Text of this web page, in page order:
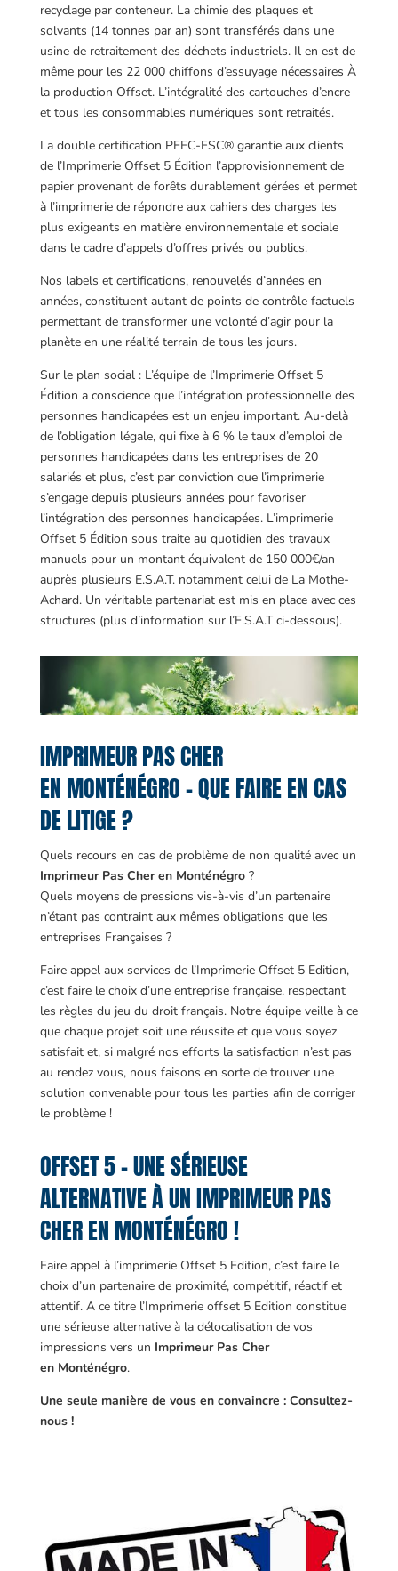
recyclage par conteneur. La chimie des plaques et
solvants (14 tonnes par an) sont transférés dans une
usine de retraitement des déchets industriels. Il en est de
même pour les 22 000 chiffons d’essuyage nécessaires À
la production Offset. L’intégralité des cartouches d’encre
et tous les consommables numériques sont retraités.
La double certification PEFC-FSC® garantie aux clients
de l’Imprimerie Offset 5 Édition l’approvisionnement de
papier provenant de forêts durablement gérées et permet
à l’imprimerie de répondre aux cahiers des charges les
plus exigeants en matière environnementale et sociale
dans le cadre d’appels d’offres privés ou publics.
Nos labels et certifications, renouvelés d’années en
années, constituent autant de points de contrôle factuels
permettant de transformer une volonté d’agir pour la
planète en une réalité terrain de tous les jours.
Sur le plan social : L’équipe de l’Imprimerie Offset 5
Édition a conscience que l’intégration professionnelle des
personnes handicapées est un enjeu important. Au-delà
de l’obligation légale, qui fixe à 6 % le taux d’emploi de
personnes handicapées dans les entreprises de 20
salariés et plus, c’est par conviction que l’imprimerie
s’engage depuis plusieurs années pour favoriser
l’intégration des personnes handicapées. L’imprimerie
Offset 5 Édition sous traite au quotidien des travaux
manuels pour un montant équivalent de 150 000€/an
auprès plusieurs E.S.A.T. notamment celui de La Mothe-
Achard. Un véritable partenariat est mis en place avec ces
structures (plus d’information sur l’E.S.A.T ci-dessous).
IMPRIMEUR PAS CHER
EN MONTÉNÉGRO – QUE FAIRE EN CAS
DE LITIGE ?
Quels recours en cas de problème de non qualité avec un
Imprimeur Pas Cher en Monténégro?
Quels moyens de pressions vis-à-vis d’un partenaire
n’étant pas contraint aux mêmes obligations que les
entreprises Françaises ?
Faire appel aux services de l’Imprimerie Offset 5 Edition,
c’est faire le choix d’une entreprise française, respectant
les règles du jeu du droit français. Notre équipe veille à ce
que chaque projet soit une réussite et que vous soyez
satisfait et, si malgré nos efforts la satisfaction n’est pas
au rendez vous, nous faisons en sorte de trouver une
solution convenable pour tous les parties afin de corriger
le problème !
OFFSET 5 – UNE SÉRIEUSE
ALTERNATIVE À UN IMPRIMEUR PAS
CHER EN MONTÉNÉGRO !
Faire appel à l’imprimerie Offset 5 Edition, c’est faire le
choix d’un partenaire de proximité, compétitif, réactif et
attentif. A ce titre l’Imprimerie offset 5 Edition constitue
une sérieuse alternative à la délocalisation de vos
impressions vers un Imprimeur Pas Cher
en Monténégro.
Une seule manière de vous en convaincre : Consultez-
nous !